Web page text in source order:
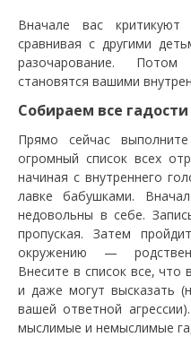
Вначале вас
сравнивая с другими
разочарование.
становятся вашими
Собираем все гадости
Прямо сейчас
огромный список всех
начиная с внутреннего
лавке бабушками.
недовольны в себе.
пропуская. Затем
окружению —
Внесите в список все, что
и даже могут высказать
вашей ответной
мыслимые и немыслимые